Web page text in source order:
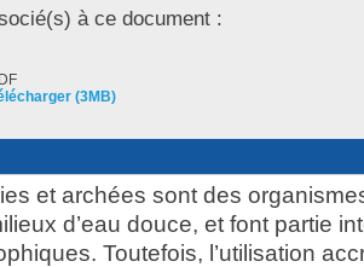
à ce document :
(3MB)
et archées sont des
d’eau douce, et font partie
Toutefois, l’utilisation